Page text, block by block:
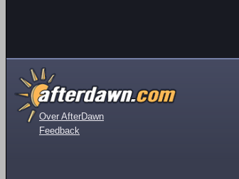
Over AfterDawn
Feedback